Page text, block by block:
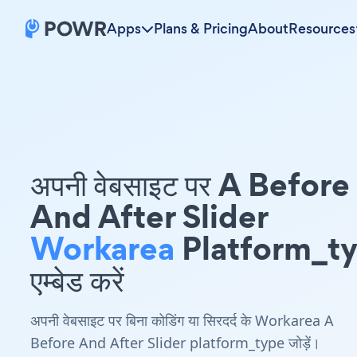
Apps Plans & PricingAboutResources
अपनी वेबसाइट पर A Before
And After Slider
Workarea
एम्बेड करें
अपनी वेबसाइट पर बिना कोडिंग या सिरदर्द के Workarea A
Before And After Slider platform_type जोड़ें।